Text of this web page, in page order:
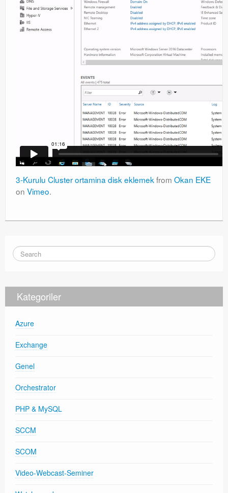
3-Kurulu Cluster ortamina disk eklemek from Okan EKE
on Vimeo.
Kategoriler
Azure
Exchange
Genel
Orchestrator
PHP & MySQL
SCCM
SCOM
Video-Webcast-Seminer